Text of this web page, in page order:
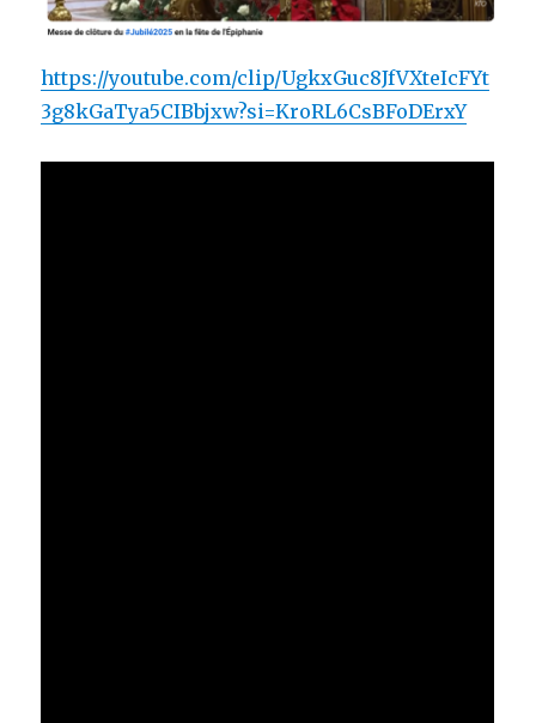
https://youtube.com/clip/UgkxGuc8JfVXteIcFYt
3g8kGaTya5CIBbjxw?si=KroRL6CsBFoDErxY